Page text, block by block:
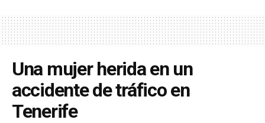
Una mujer herida en un
accidente de tráfico en
Tenerife